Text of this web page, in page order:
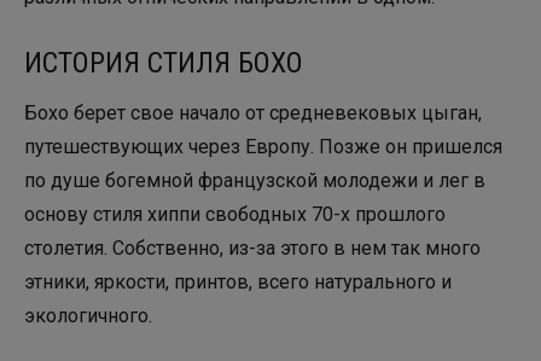
ИСТОРИЯ СТИЛЯ БОХО
Бохо берет свое начало от средневековых цыган,
путешествующих через Европу. Позже он пришелся
по душе богемной французской молодежи и лег в
основу стиля хиппи свободных 70-х прошлого
столетия. Собственно, из-за этого в нем так много
этники, яркости, принтов, всего натурального и
экологичного.